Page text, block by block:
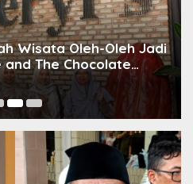
Wisata Oleh-Oleh Jadi
and The Chocolate